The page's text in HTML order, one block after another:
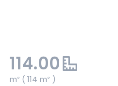
114.00
m² ( 114 m² )